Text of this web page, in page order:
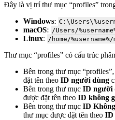
Đây là vị trí thư mục “profiles”
Windows:
macOS: /Users/
Linux: /home/
Thư mục “profiles” có cấu trúc
Bên trong thư mục
đặt tên theo ID người dùng
Bên trong thư mục ID người
được đặt tên theo ID không
Bên trong thư mục ID
thư mục được đặt tên theo ID